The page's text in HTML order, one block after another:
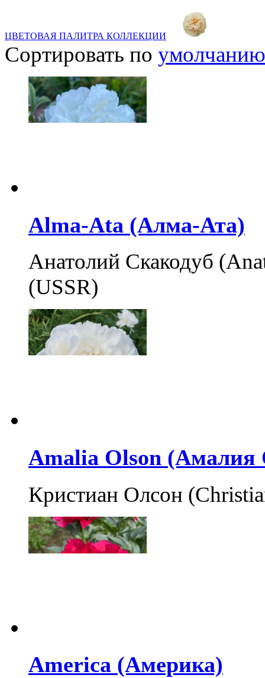
ЦВЕТОВАЯ ПАЛИТРА КОЛЛЕКЦИИ
Сортировать по умолчанию
Alma-Ata (Алма-Ата)
Анатолий Скакодуб
(USSR)
Amalia Olson (Амалия
Кристиан Олсон
America (Америка)